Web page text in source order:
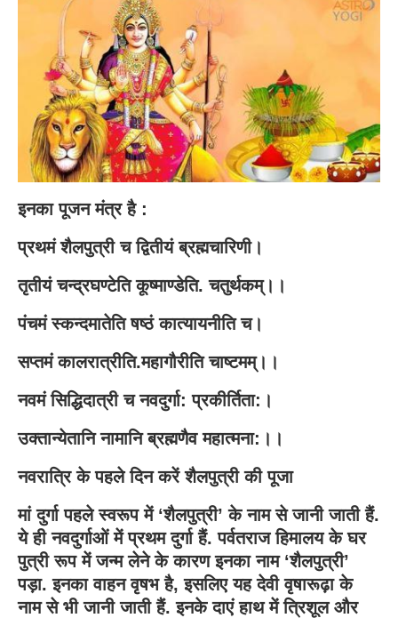
इनका पूजन मंत्र है :
प्रथमं शैलपुत्री च द्वितीयं ब्रह्मचारिणी।
तृतीयं चन्द्रघण्टेति कूष्माण्डेति. चतुर्थकम्।।
पंचमं स्कन्दमातेति षष्ठं कात्यायनीति च।
सप्तमं कालरात्रीति.महागौरीति चाष्टमम्।।
नवमं सिद्धिदात्री च नवदुर्गा: प्रकीर्तिता:।
उक्तान्येतानि नामानि ब्रह्मणैव महात्मना:।।
नवरात्रि के पहले दिन करें शैलपुत्री की पूजा
मां दुर्गा पहले स्वरूप में ‘शैलपुत्री’ के नाम से जानी जाती हैं.
ये ही नवदुर्गाओं में प्रथम दुर्गा हैं. पर्वतराज हिमालय के घर
पुत्री रूप में जन्म लेने के कारण इनका नाम ‘शैलपुत्री’
पड़ा. इनका वाहन वृषभ है, इसलिए यह देवी वृषारूढ़ा के
नाम से भी जानी जाती हैं. इनके दाएं हाथ में त्रिशूल और